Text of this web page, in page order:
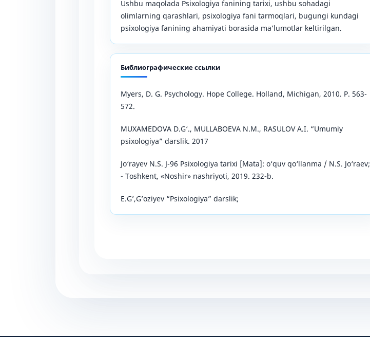
Ushbu maqolada Psixologiya fanining tarixi, ushbu sohadagi
olimlarning qarashlari, psixologiya fani tarmoqlari, bugungi kundagi
psixologiya fanining ahamiyati borasida ma’lumotlar keltirilgan.
Библиографические ссылки
Myers, D. G. Psychology. Hope College. Holland, Michigan, 2010. Р. 563-
572.
MUXAMEDOVA D.G‘., MULLABOEVA N.M., RASULOV A.I. “Umumiy
psixologiya” darslik. 2017
Jo‘rayev N.S. J-96 Psixologiya tarixi [Mata]: o‘quv qo‘llanma / N.S. Jo‘raev;
- Toshkent, «Noshir» nashriyoti, 2019. 232-b.
E.G’,G’oziyev “Psixologiya” darslik;